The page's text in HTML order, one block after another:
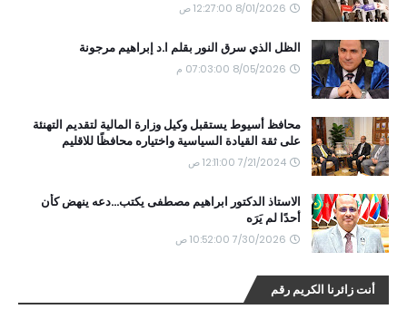
8/01/2026 12:27:00 ص
الظل الذي سرق النور بقلم ا.د إبراهيم مرجونة
8/05/2026 07:03:00 م
محافظ أسيوط يستقبل وكيل وزارة المالية لتقديم التهنئة
على ثقة القيادة السياسية واختياره محافظًا للاقليم
7/21/2024 12:11:00 ص
الاستاذ الدكتور ابراهيم مصطفى يكتب...دعه ينهض كأن
أحدًا لم يَرَه
7/30/2026 10:52:00 ص
أنت زائرنا الكريم رقم